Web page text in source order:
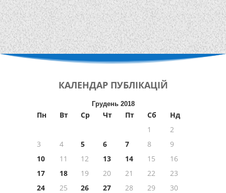
КАЛЕНДАР ПУБЛІКАЦІЙ
Грудень 2018
Пн Вт Ср Чт Пт Сб
Нд
1
2
3
4 5 6 7 8
9
10
11 12 13 14 15
16
17
18 19 20 21 22
23
24
25 26 27 28 29
30